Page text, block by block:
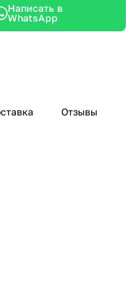
Написать в
WhatsApp
Отзывы